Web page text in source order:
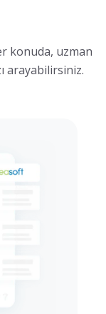
konuda, uzman
arayabilirsiniz.